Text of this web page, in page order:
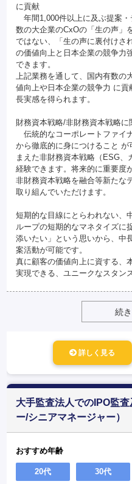
に貢献
年間1,000件以上に及ぶ提案
数の大企業のCxOの「生の声」
ではない、「生の声に裏付けさ
の価値向上と日本企業の競争力
できます。
上記業務を通して、国内有数の
値向上や日本企業の競争力 に
長実感を得られます。
財務資本戦略/非財務資本戦略
伝統的なコーポレートファイ
から徹底的に身につけること
まえた非財務資本戦略（ESG
経験できます。将来的に重要度
非財務資本戦略を融合等新たな
取り組んでいただけます。
短期的な目線にとらわれない
ループの短期的なマネタイズに
添いたい」という思いから、中
案活動が可能です。
真に顧客の価値向上に資する、
実現できる、ユニークなスタン
続
詳しく見る
大手監査法人でのIPO監
ー/シニアマネージャー）
おすすめ年齢
20代 30代